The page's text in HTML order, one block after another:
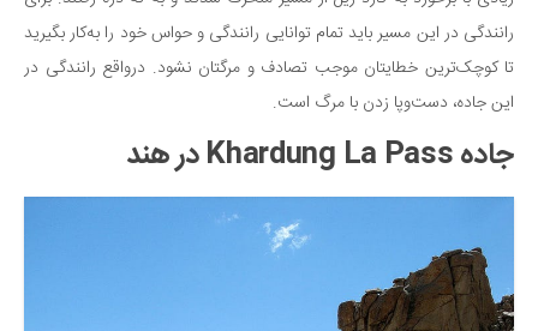
رانندگی در این مسیر باید تمام توانایی رانندگی و حواس خود را به‌کار بگیرید
تا کوچک‌ترین خطایتان موجب تصادف و مرگتان نشود. درواقع رانندگی در
این جاده، دست‌وپا زدن با مرگ است.
جاده Khardung La Pass در هند